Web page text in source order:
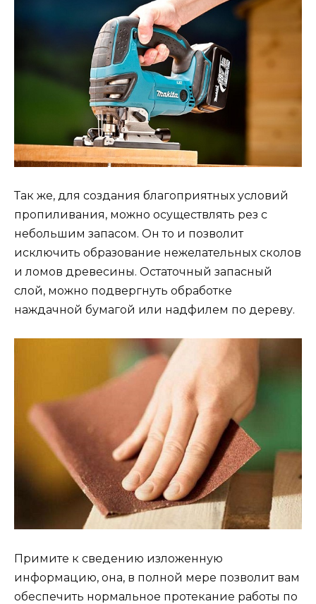
Так же, для создания благоприятных условий
пропиливания, можно осуществлять рез с
небольшим запасом. Он то и позволит
исключить образование нежелательных сколов
и ломов древесины. Остаточный запасный
слой, можно подвергнуть обработке
наждачной бумагой или надфилем по дереву.
Примите к сведению изложенную
информацию, она, в полной мере позволит вам
обеспечить нормальное протекание работы по